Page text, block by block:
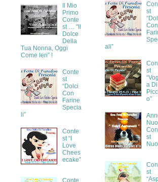
Il Mio
Primo
Conte
st … "Il
Dolce
Della
Tua Nonna, Oggi
Come Ieri” !
Conte
st
“Dolci
Con
Farine
Specia
li”
Conte
st “I
Love
Chees
ecake”
Conte
st
Con
ali”
st
a Di
o”
st
st